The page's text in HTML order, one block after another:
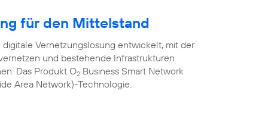
für den Mittelstand
Vernetzungslösung entwickelt, mit der
und bestehende Infrastrukturen
Das Produkt O2 Business Smart Network
Area Network)-Technologie.